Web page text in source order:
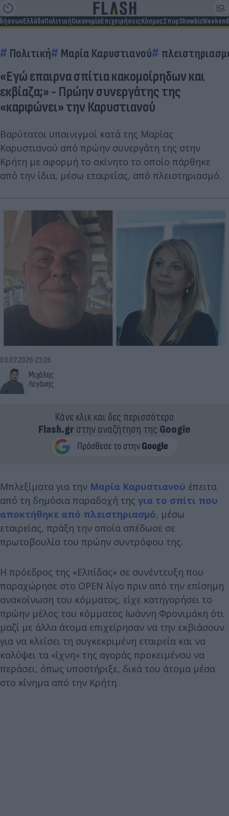
ΕλλάδαΠολιτικήΟικονομίαΕπιχειρήσειςΚόσμοςΣπορShowbizWeekend
Πολιτική Μαρία Καρυστιανού
«Εγώ επαιρνα σπίτια κακομοίρηδων και
εκβίαζα;» - Πρώην συνεργάτης της
«καρφώνει» την Καρυστιανού
Βαρύτατοι υπαινιγμοί κατά της Μαρίας
Καρυστιανού από πρώην συνεργάτη της στην
Κρήτη με αφορμή το ακίνητο το οποίο πάρθηκε
από την ίδια, μέσω εταιρείας, από πλειστηριασμό.
Μιχάλης
Λεγάκης
03.07.2026 23:26
Κάνε κλικ και δες περισσότερο
Flash.grστην αναζήτηση της Google
Μπλεξίματα για την Μαρία Καρυστιανού έπειτα
από τη δημόσια παραδοχή της για το σπίτι που
αποκτήθηκε από πλειστηριασμό, μέσω
εταιρείας, πράξη την οποία απέδωσε σε
πρωτοβουλία του πρώην συντρόφου της.
Η πρόεδρος της «Ελπίδας» σε συνέντευξη που
παραχώρησε στο OPEN λίγο πριν από την επίσημη
ανακοίνωση του κόμματος, είχε κατηγορήσει το
πρώην μέλος του κόμματος Ιωάννη Φρονιμάκη ότι
μαζί με άλλα άτομα επιχείρησαν να την εκβιάσουν
για να κλείσει τη συγκεκριμένη εταιρεία και να
καλύψει τα «ίχνη» της αγοράς προκειμένου να
περάσει, όπως υποστήριξε, δικά του άτομα μέσα
στο κίνημα από την Κρήτη.